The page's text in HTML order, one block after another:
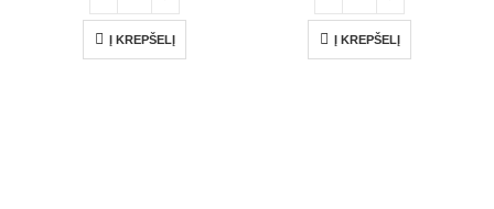
Į KREPŠELĮ Į KREPŠELĮ